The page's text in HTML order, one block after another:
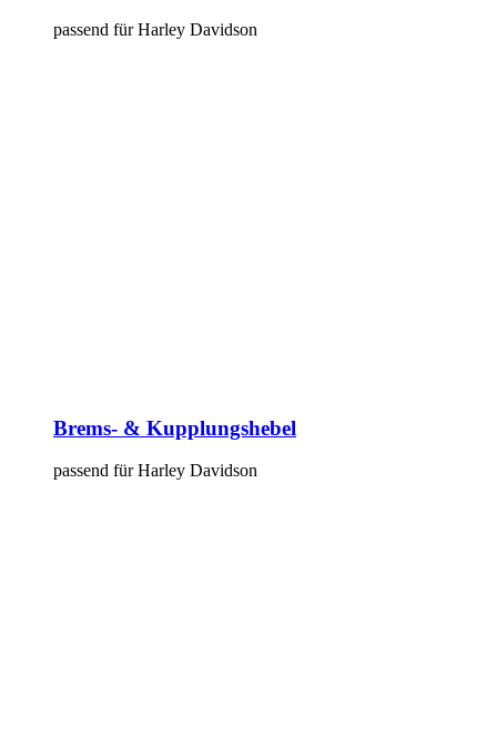
passend für Harley Davidson
Brems- & Kupplungshebel
passend für Harley Davidson